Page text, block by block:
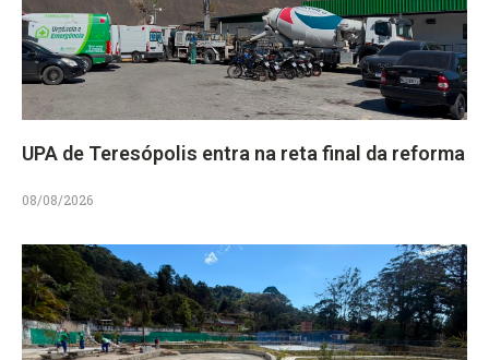
UPA de Teresópolis entra na reta final da reforma
08/08/2026